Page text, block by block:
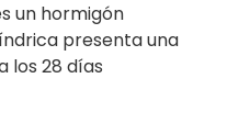
un hormigón
presenta una
los 28 días